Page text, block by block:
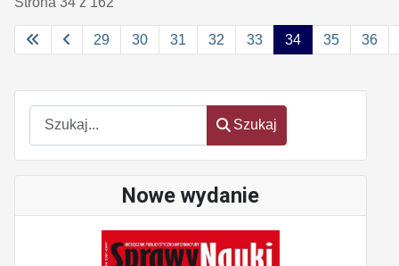
Szukaj
Szukaj
Nowe wydanie
29 30 31 32 33 34 35 36